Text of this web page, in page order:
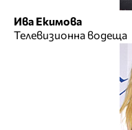
Ива Екимова
Телевизионна водеща